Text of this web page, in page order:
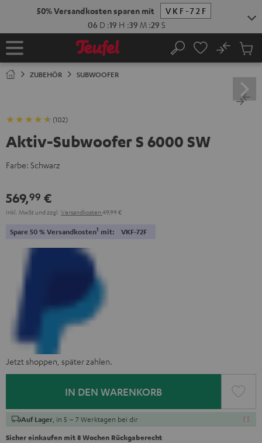
Startseite Suche
No
ZUBEHÖR SUBWOOFER
(102)
Aktiv-Subwoofer S 6000 SW
Farbe: Schwarz
569,99 €
Inkl. MwSt und zzgl. Versandkosten 49,99 €
Spare 50 % Versandkosten1 mit: VKF-72F
Jetzt shoppen, später zahlen.
IN DEN WARENKORB
Auf Lager , in 5 – 7 Werktagen bei dir
Sicher einkaufen mit 8 Wochen Rückgaberecht